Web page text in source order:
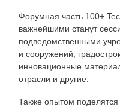
Форумная часть 100+
важнейшими станут
подведомственными
и сооружений,
инновационные
отрасли и другие.
Также опытом